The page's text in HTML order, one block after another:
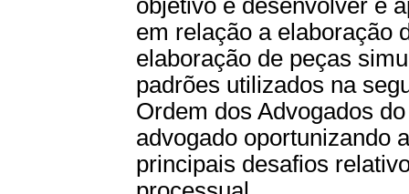
objetivo é desenvolver e
em relação a elaboração
elaboração de peças
padrões utilizados na
Ordem dos Advogados
advogado oportunizando
principais desafios